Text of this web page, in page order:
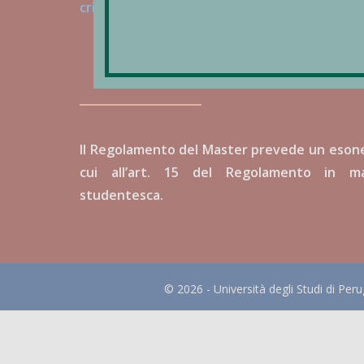
cristina.marchesini@bancacentro.bcc.it
Il Regolamento del Master prevede un
cui all’art. 15 del Regolamento in
studentesca.
© 2026 - Università degli Studi di